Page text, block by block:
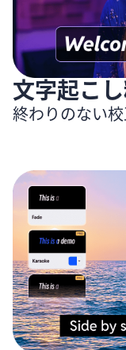
文字起こ
終わりのない